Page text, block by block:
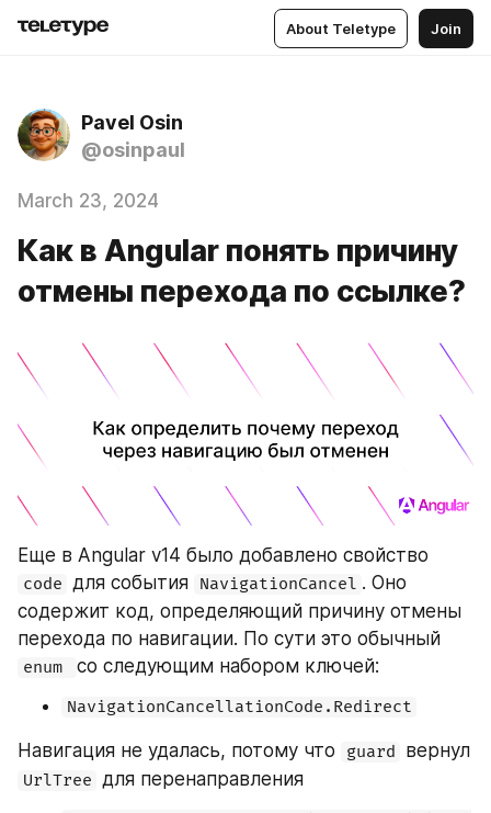
About Teletype Join
Pavel Osin
@osinpaul
March 23, 2024
Как в Angular понять причину
отмены перехода по ссылке?
code для события NavigationCancel . Оно
содержит код, определяющий причину отмены
enum со следующим набором ключей:
NavigationCancellationCode.Redirect
Навигация не удалась, потому что guard
UrlTree для перенаправления